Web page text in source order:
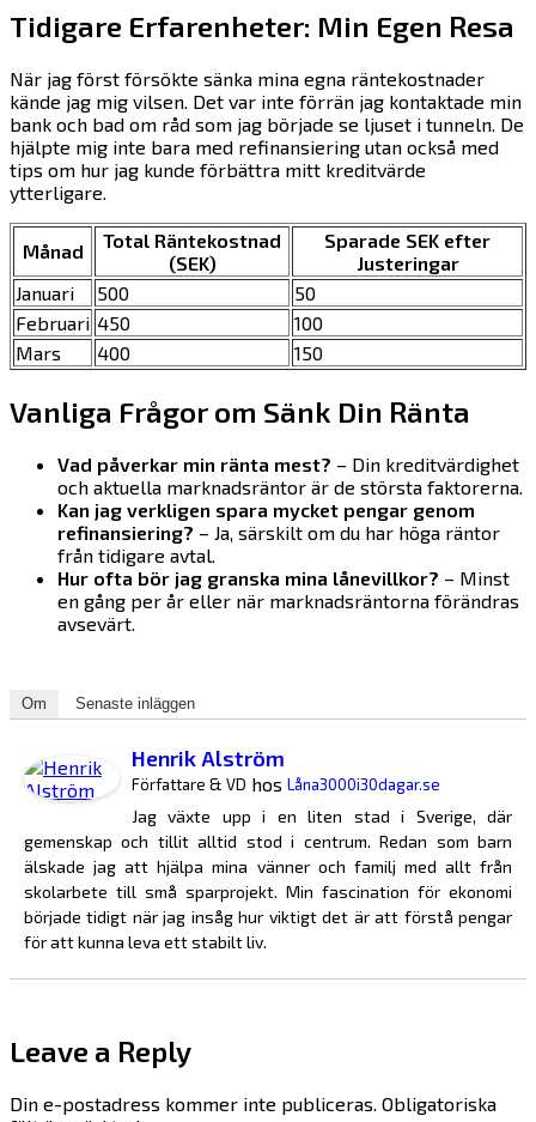
Tidigare Erfarenheter: Min Egen Resa
När jag först försökte sänka mina egna räntekostnader
kände jag mig vilsen. Det var inte förrän jag kontaktade min
bank och bad om råd som jag började se ljuset i tunneln. De
hjälpte mig inte bara med refinansiering utan också med
tips om hur jag kunde förbättra mitt kreditvärde
ytterligare.
Månad
Total Räntekostnad
(SEK)
Sparade SEK efter
Justeringar
Januari
500
50
Februari 450
100
Mars
400 150
Vanliga Frågor om Sänk Din Ränta
Vad påverkar min ränta mest? – Din kreditvärdighet
och aktuella marknadsräntor är de största faktorerna.
Kan jag verkligen spara mycket pengar genom
refinansiering? – Ja, särskilt om du har höga räntor
från tidigare avtal.
Hur ofta bör jag granska mina lånevillkor? – Minst
en gång per år eller när marknadsräntorna förändras
avsevärt.
Om Senaste inläggen
Henrik Alström
Författare & VD hos Låna3000i30dagar.se
Jag växte upp i en liten stad i Sverige, där
gemenskap och tillit alltid stod i centrum. Redan som barn
älskade jag att hjälpa mina vänner och familj med allt från
skolarbete till små sparprojekt. Min fascination för ekonomi
började tidigt när jag insåg hur viktigt det är att förstå pengar
för att kunna leva ett stabilt liv.
Leave a Reply
Din e-postadress kommer inte publiceras. Obligatoriska